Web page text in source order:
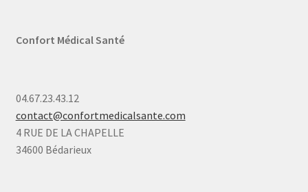
Confort Médical Santé
04.67.23.43.12
contact@confortmedicalsante.com
4 RUE DE LA CHAPELLE
34600 Bédarieux